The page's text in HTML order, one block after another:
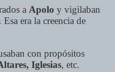
a Apolo y vigilaban
era la creencia de
con propósitos
Iglesias, etc.